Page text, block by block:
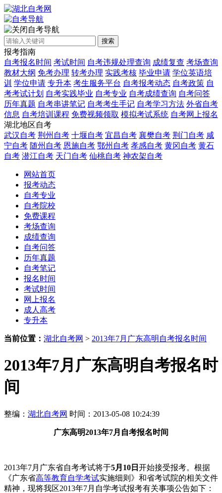
自考导航
搜索
报考指南
自考报名时间 考试时间 自考违规处理查询 成绩复查 考场查询
教材大纲 免考办理 转考办理 实践考核 毕业申请 学位英语培
训 学位申请 专升本 考生服务平台 自考报考动态 自考政策 自
考考试计划 自考实践毕业 自考专业 自考成绩查询 自考问答
历年真题 自考串讲笔记 自考考生手记 自考学习方法 外省自考
信息 自考培训课程 免费视频领取 模拟考试系统 自考网上报名
湖北地区自考
武汉自考 荆州自考 十堰自考 宜昌自考 襄樊自考 荆门自考 咸
宁自考 随州自考 恩施自考 鄂州自考 孝感自考 黄冈自考 黄石
自考 潜江自考 天门自考 仙桃自考 神农架自考
网站首页
报考动态
自考专业
自考院校
免费课程
考场查询
成绩查询
自考问答
历年真题
自考笔记
报名时间
考试时间
网上报名
成人高考
专升本
当前位置： 湖北自考网 > 2013年7月广东高明自考报名时间
2013年7月广东高明自考报名时
间
整编： 湖北自考网 时间：2013-05-08 10:24:39
广东高明2013年7月 自考报名时间
2013年7月广东省自考考试将于5月10日 开始接受报考。根据
《广东省高等教育自学考试实施细则》和省考试院的相关文件
精神，现将我区2013年7月自学考试报考有关事项公告如下：